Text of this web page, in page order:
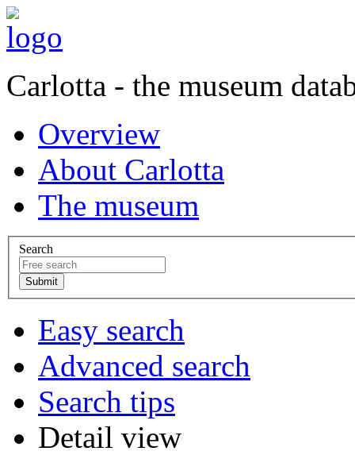
Carlotta - the museum
Overview
About Carlotta
The museum
Search
Easy search
Advanced search
Search tips
Detail view